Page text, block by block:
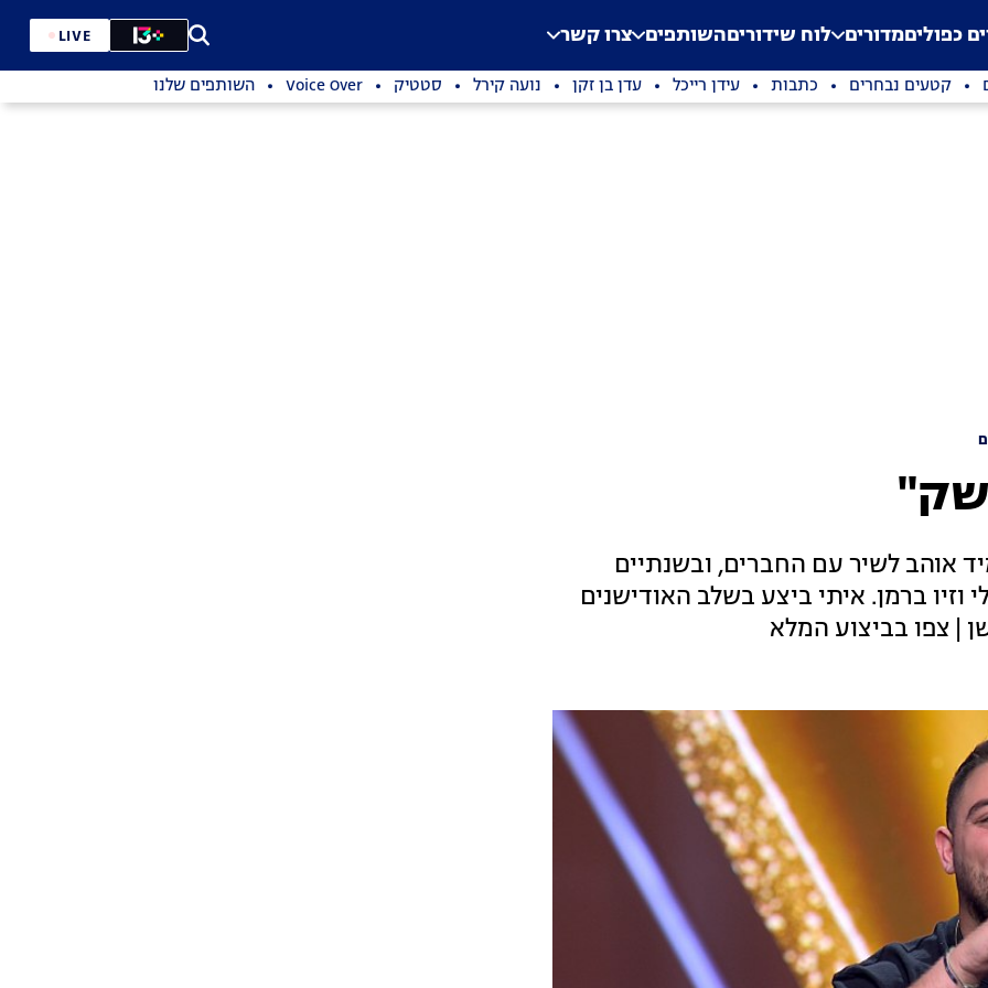
Application error: a
. כפוליםמדורים לוח שידוריםהשותפים צרו קשר LIVE
קטעים נבחרים כתבות עידן רייכל עדן בן זקן נועה קירל סטטיק Voice Over השותפים שלנו
תמיד אוהב לשיר עם החברים, ובשנתיים
ברמן. איתי ביצע בשלב האודישנים
| צפו בביצוע המלא